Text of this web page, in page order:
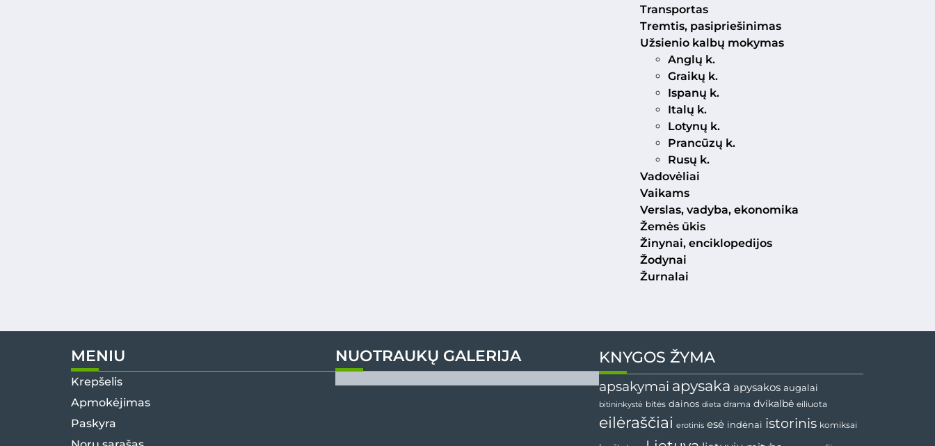
Transportas
Tremtis, pasipriešinimas
Užsienio kalbų mokymas
Anglų k.
Graikų k.
Ispanų k.
Italų k.
Lotynų k.
Prancūzų k.
Rusų k.
Vadovėliai
Vaikams
Verslas, vadyba, ekonomika
Žemės ūkis
Žinynai, enciklopedijos
Žodynai
Žurnalai
MENIU
Krepšelis
Apmokėjimas
Paskyra
NUOTRAUKŲ GALERIJA KNYGOS ŽYMA
apsakymai apysaka apysakos augalai
bitininkystė bitės dainos dieta drama dvikalbė eiliuota
eilėraščiai erotinis esė indėnai istorinis komiksai